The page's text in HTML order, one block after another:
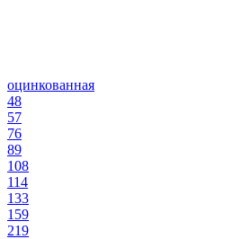
оцинкованная
48
57
76
89
108
114
133
159
219